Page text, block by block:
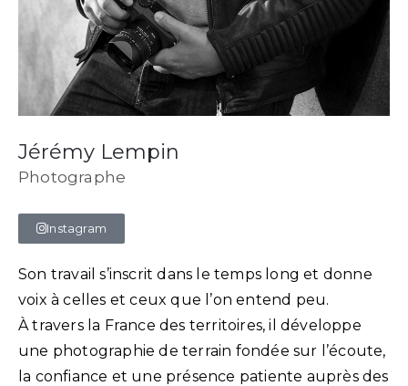
Jérémy Lempin
Photographe
Instagram
Son travail s’inscrit dans le temps long et donne
voix à celles et ceux que l’on entend peu.
À travers la France des territoires, il développe
une photographie de terrain fondée sur l’écoute,
la confiance et une présence patiente auprès des